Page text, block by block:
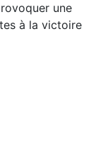
une
à la victoire